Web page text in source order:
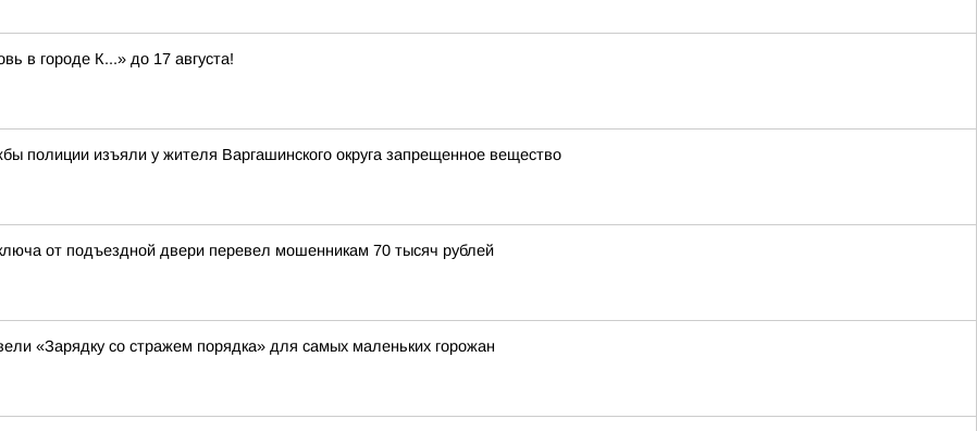
в городе К...» до 17 августа!
полиции изъяли у жителя Варгашинского округа запрещенное вещество
от подъездной двери перевел мошенникам 70 тысяч рублей
«Зарядку со стражем порядка» для самых маленьких горожан